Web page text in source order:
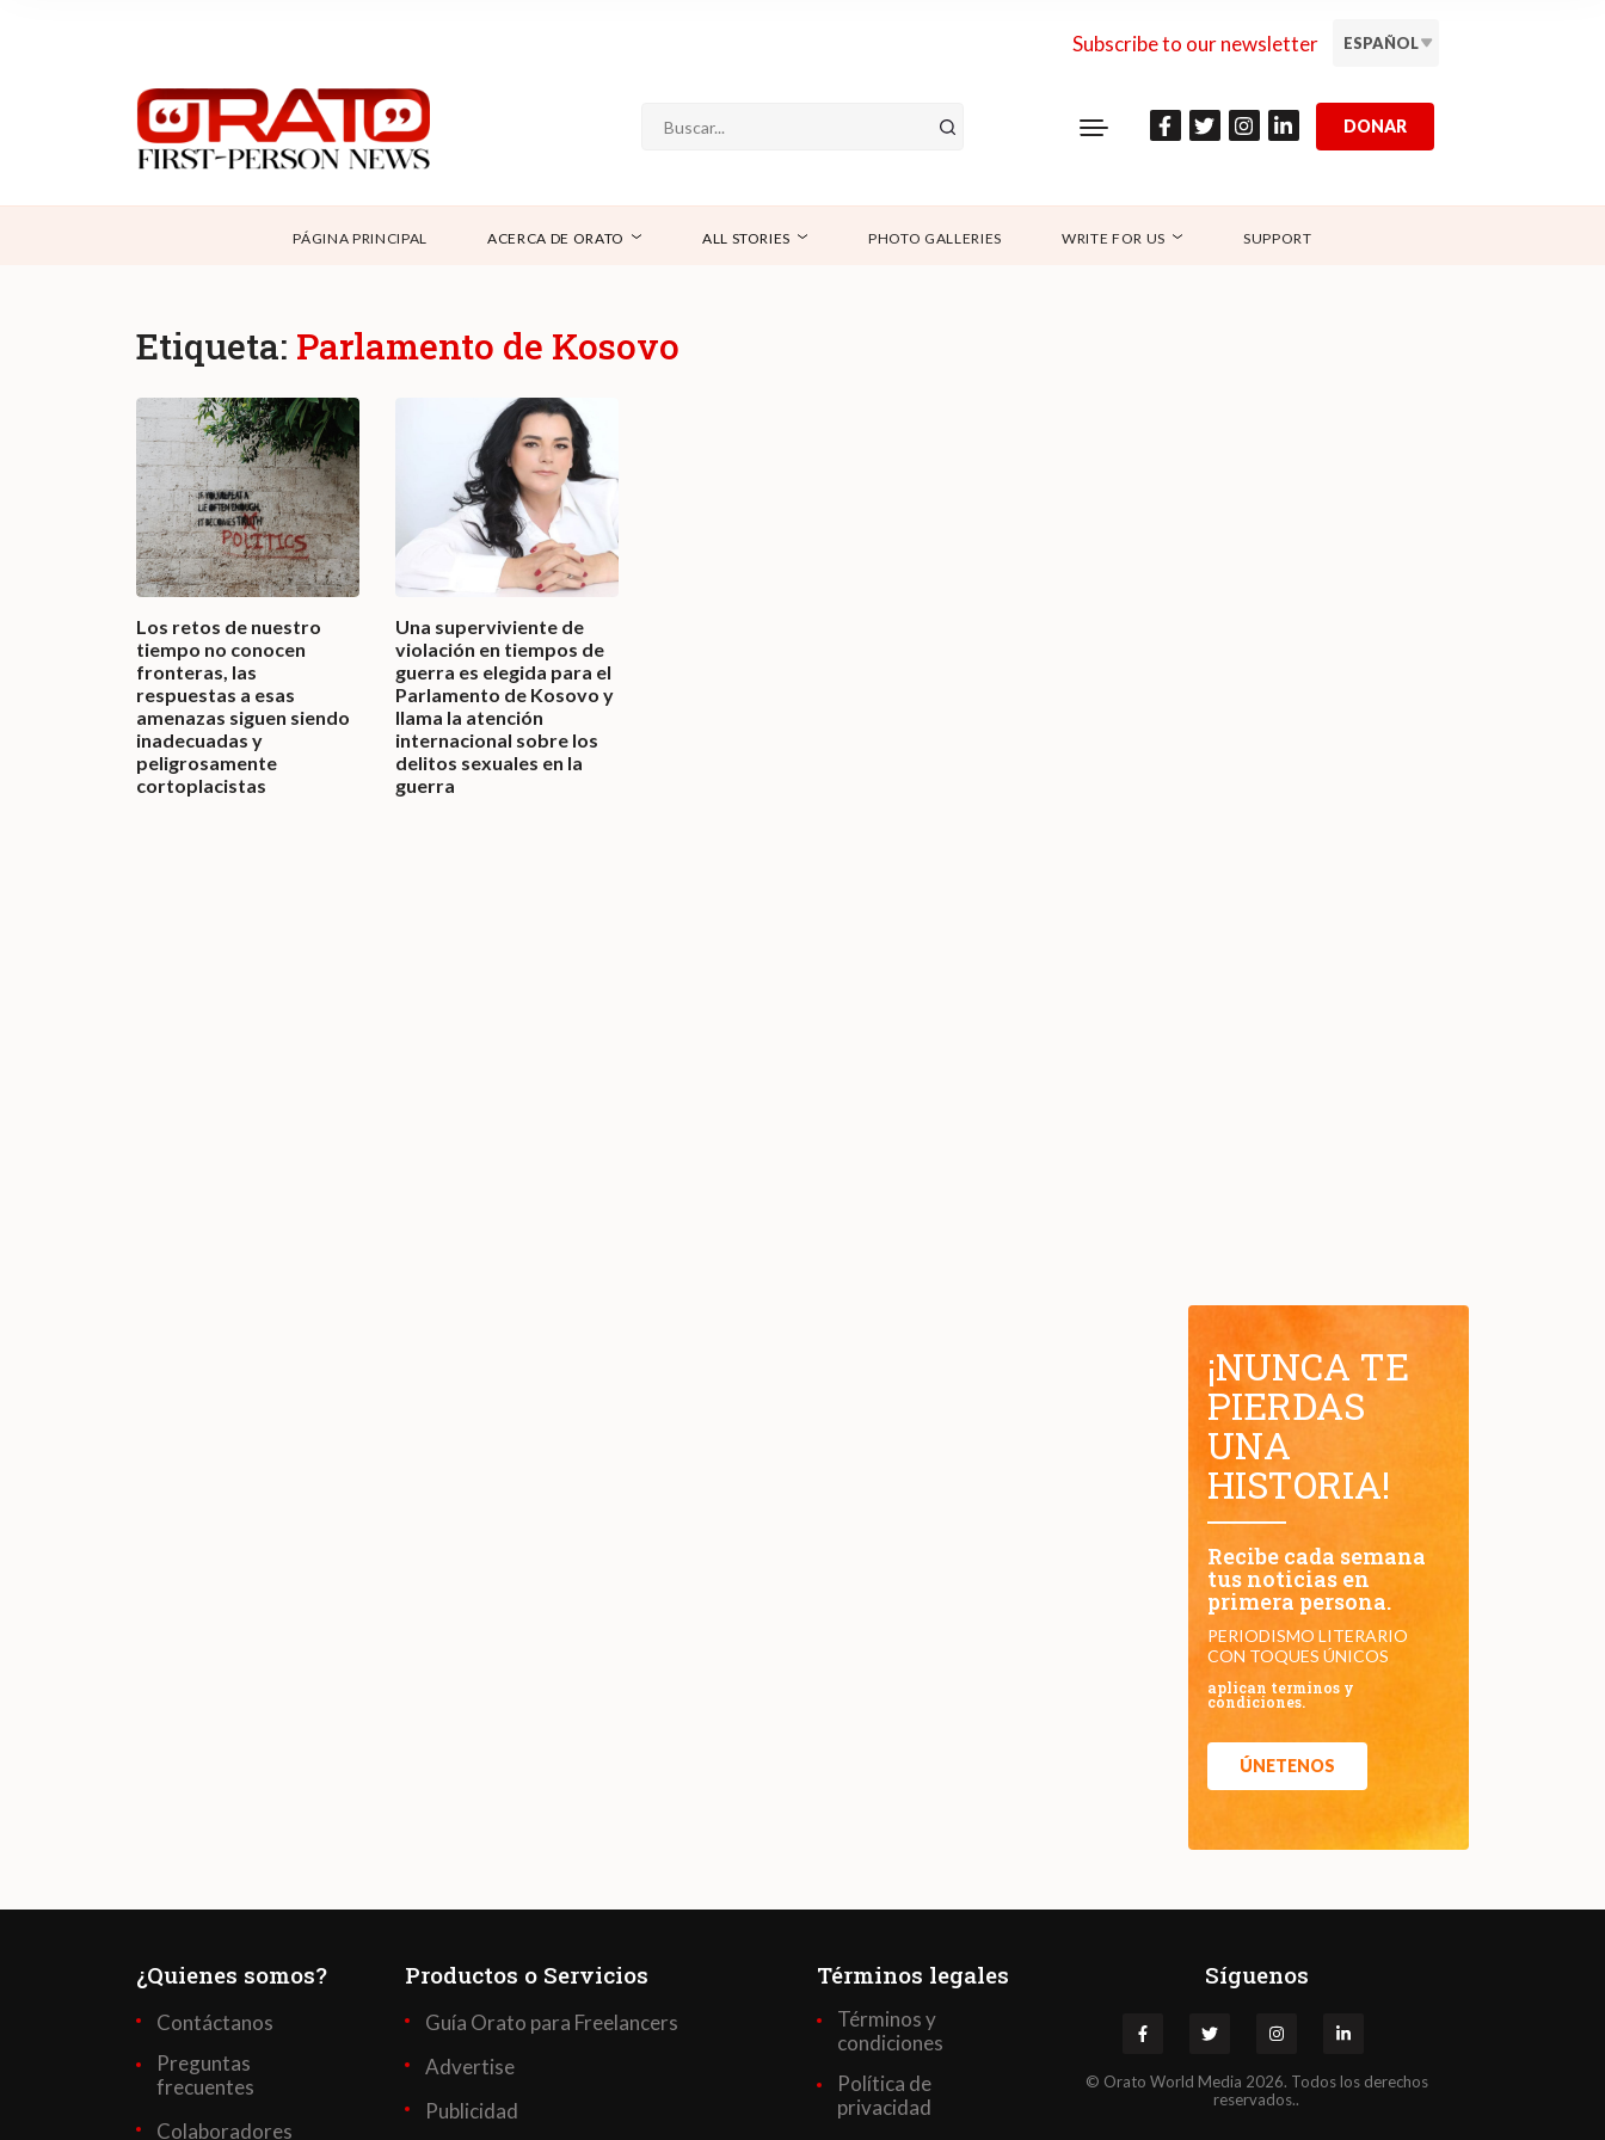
Subscribe to our newsletter ESPAÑOL
SUPPORT
CONTÁCTANOS
DONAR
PÁGINA PRINCIPAL ACERCA DE ORATO ALL STORIES PHOTO GALLERIES WRITE FOR US SUPPORT
Etiqueta: Parlamento de Kosovo
Los retos de nuestro
tiempo no conocen
fronteras, las
respuestas a esas
amenazas siguen siendo
inadecuadas y
peligrosamente
cortoplacistas
Una superviviente de
violación en tiempos de
guerra es elegida para el
Parlamento de Kosovo y
llama la atención
internacional sobre los
delitos sexuales en la
guerra
¡NUNCA TE
PIERDAS
UNA
HISTORIA!
Recibe cada semana
tus noticias en
primera persona.
PERIODISMO LITERARIO
CON TOQUES ÚNICOS
aplican terminos y
condiciones.
ÚNETENOS
¿Quienes somos?
Contáctanos
Preguntas
frecuentes
Colaboradores
Productos o Servicios
Guía Orato para Freelancers
Advertise
Publicidad
Términos legales
Términos y
condiciones
Política de
privacidad
Síguenos
© Orato World Media 2026. Todos los derechos
reservados..